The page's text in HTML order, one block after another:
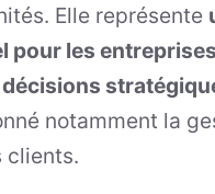
Elle représente
pour les
notamment la
clients.